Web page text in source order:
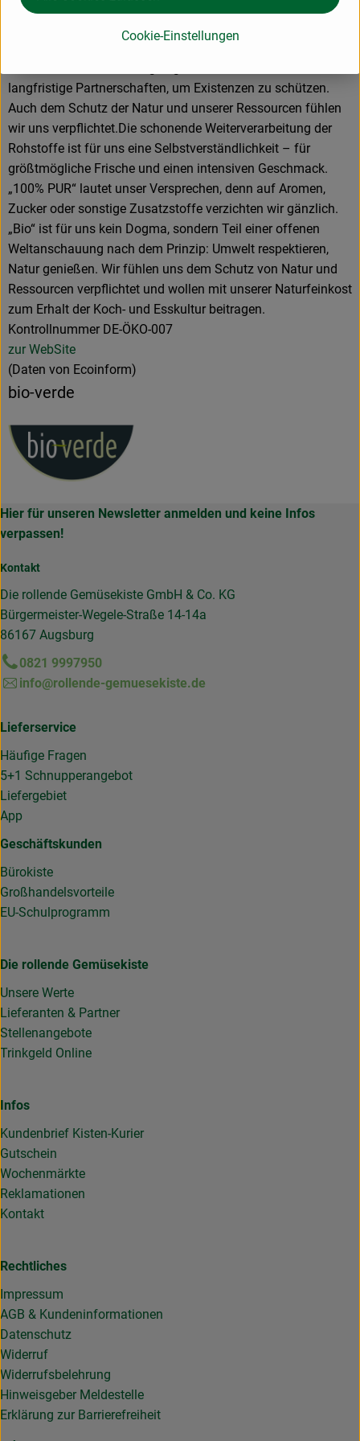
Unser Anspruch ist es, beste Rohstoffe und höchste Qualität
langfristige Partnerschaften, um Existenzen zu schützen.
Auch dem Schutz der Natur und unserer Ressourcen fühlen
wir uns verpflichtet.Die schonende Weiterverarbeitung der
Rohstoffe ist für uns eine Selbstverständlichkeit – für
größtmögliche Frische und einen intensiven Geschmack.
„100% PUR“ lautet unser Versprechen, denn auf Aromen,
Zucker oder sonstige Zusatzstoffe verzichten wir gänzlich.
„Bio“ ist für uns kein Dogma, sondern Teil einer offenen
Weltanschauung nach dem Prinzip: Umwelt respektieren,
Natur genießen. Wir fühlen uns dem Schutz von Natur und
Ressourcen verpflichtet und wollen mit unserer Naturfeinkost
zum Erhalt der Koch- und Esskultur beitragen.
Kontrollnummer DE-ÖKO-007
zur WebSite
(Daten von Ecoinform)
bio-verde
Hier für unseren Newsletter anmelden und keine Infos
verpassen!
Kontakt
Die rollende Gemüsekiste GmbH & Co. KG
Bürgermeister-Wegele-Straße 14-14a
86167 Augsburg
0821 9997950
info@rollende-gemuesekiste.de
Lieferservice
Häufige Fragen
5+1 Schnupperangebot
Liefergebiet
App
Geschäftskunden
Bürokiste
Großhandelsvorteile
EU-Schulprogramm
Die rollende Gemüsekiste
Unsere Werte
Lieferanten & Partner
Stellenangebote
Trinkgeld Online
Infos
Kundenbrief Kisten-Kurier
Gutschein
Wochenmärkte
Reklamationen
Kontakt
Rechtliches
Impressum
AGB & Kundeninformationen
Datenschutz
Widerruf
Widerrufsbelehrung
Hinweisgeber Meldestelle
Erklärung zur Barrierefreiheit
Cookie-Einstellungen